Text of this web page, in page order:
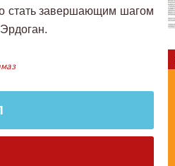
стать завершающим шагом